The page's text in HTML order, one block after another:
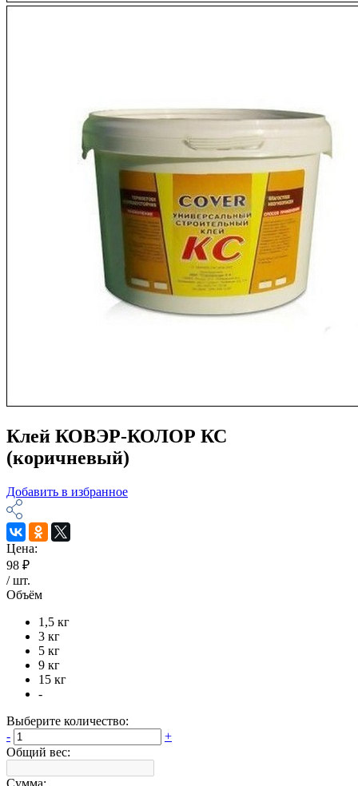
Клей КОВЭР-КОЛОР КС
(коричневый)
Добавить в избранное
Цена:
98 ₽
/шт.
Объём
1,5 кг
3 кг
5 кг
9 кг
15 кг
-
Выберите количество:
-
+
Общий вес:
Сумма: